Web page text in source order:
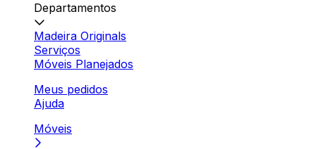
Departamentos
Madeira Originals
Serviços
Móveis Planejados
Meus pedidos
Ajuda
Móveis